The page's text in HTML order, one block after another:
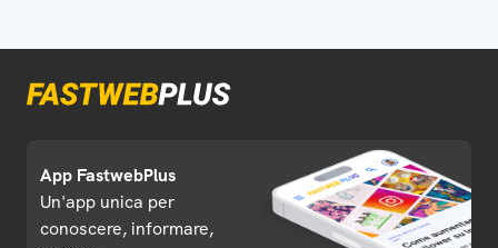
App FastwebPlus
Un'app unica per
conoscere, informare,